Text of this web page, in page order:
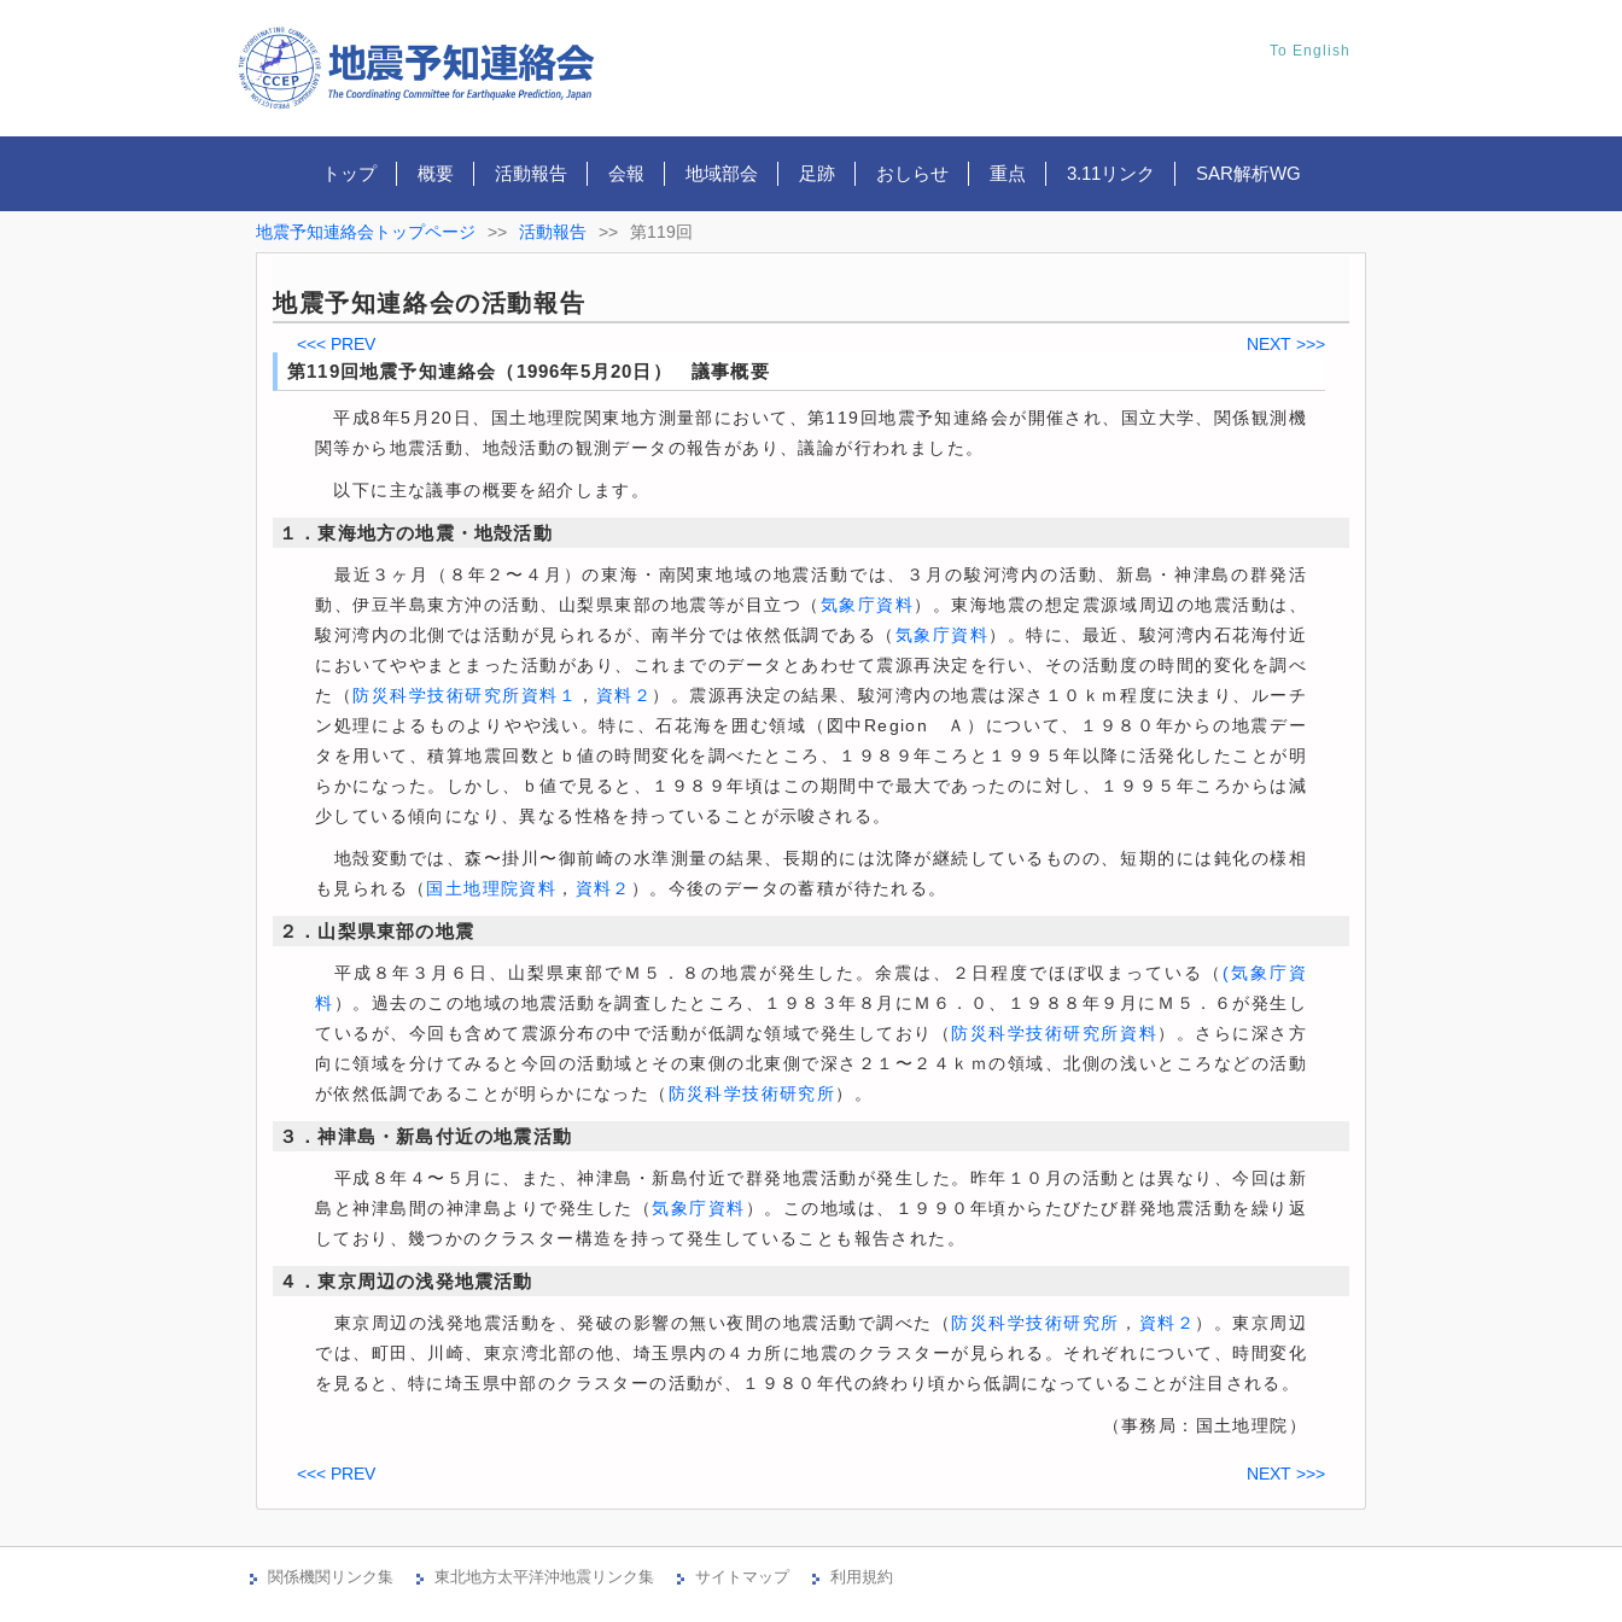
To English
トップ 概要 活動報告 会報 地域部会 足跡 おしらせ 重点 3.11リンク SAR解析WG
地震予知連絡会トップページ >> 活動報告 >> 第119回
地震予知連絡会の活動報告
<<< PREV NEXT >>>
第119回地震予知連絡会（1996年5月20日） 議事概要
平成8年5月20日、国土地理院関東地方測量部において、第119回地震予知連絡会が開催され、国立大学、関係観測機
関等から地震活動、地殻活動の観測データの報告があり、議論が行われました。
以下に主な議事の概要を紹介します。
１．東海地方の地震・地殻活動
最近３ヶ月（８年２〜４月）の東海・南関東地域の地震活動では、３月の駿河湾内の活動、新島・神津島の群発活
動、伊豆半島東方沖の活動、山梨県東部の地震等が目立つ（ 気象庁資料）。東海地震の想定震源域周辺の地震活動は、
駿河湾内の北側では活動が見られるが、南半分では依然低調である（ 気象庁資料）。特に、最近、駿河湾内石花海付近
においてややまとまった活動があり、これまでのデータとあわせて震源再決定を行い、その活動度の時間的変化を調べ
た（ 防災科学技術研究所資料１ ， 資料２ ）。震源再決定の結果、駿河湾内の地震は深さ１０ｋｍ程度に決まり、ルーチ
ン処理によるものよりやや浅い。特に、石花海を囲む領域（図中Region Ａ）について、１９８０年からの地震デー
タを用いて、積算地震回数とｂ値の時間変化を調べたところ、１９８９年ころと１９９５年以降に活発化したことが明
らかになった。しかし、ｂ値で見ると、１９８９年頃はこの期間中で最大であったのに対し、１９９５年ころからは減
少している傾向になり、異なる性格を持っていることが示唆される。
地殻変動では、森〜掛川〜御前崎の水準測量の結果、長期的には沈降が継続しているものの、短期的には鈍化の様相
も見られる（ 国土地理院資料 ， 資料２ ）。今後のデータの蓄積が待たれる。
２．山梨県東部の地震
平成８年３月６日、山梨県東部でＭ５．８の地震が発生した。余震は、２日程度でほぼ収まっている（ (気象庁資
料 ）。過去のこの地域の地震活動を調査したところ、１９８３年８月にＭ６．０、１９８８年９月にＭ５．６が発生し
ているが、今回も含めて震源分布の中で活動が低調な領域で発生しており（ 防災科学技術研究所資料）。さらに深さ方
向に領域を分けてみると今回の活動域とその東側の北東側で深さ２１〜２４ｋｍの領域、北側の浅いところなどの活動
が依然低調であることが明らかになった（ 防災科学技術研究所）。
３．神津島・新島付近の地震活動
平成８年４〜５月に、また、神津島・新島付近で群発地震活動が発生した。昨年１０月の活動とは異なり、今回は新
島と神津島間の神津島よりで発生した（気象庁資料 ）。この地域は、１９９０年頃からたびたび群発地震活動を繰り返
しており、幾つかのクラスター構造を持って発生していることも報告された。
４．東京周辺の浅発地震活動
東京周辺の浅発地震活動を、発破の影響の無い夜間の地震活動で調べた（ 防災科学技術研究所 ， 資料２ ）。東京周辺
では、町田、川崎、東京湾北部の他、埼玉県内の４カ所に地震のクラスターが見られる。それぞれについて、時間変化
を見ると、特に埼玉県中部のクラスターの活動が、１９８０年代の終わり頃から低調になっていることが注目される。
（事務局：国土地理院）
<<< PREV NEXT >>>
関係機関リンク集 東北地方太平洋沖地震リンク集 サイトマップ 利用規約